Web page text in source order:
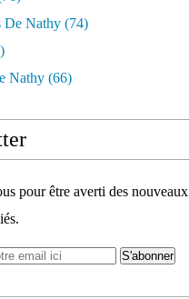
De Nathy (74)
Nathy (66)
pour être averti des nouveaux